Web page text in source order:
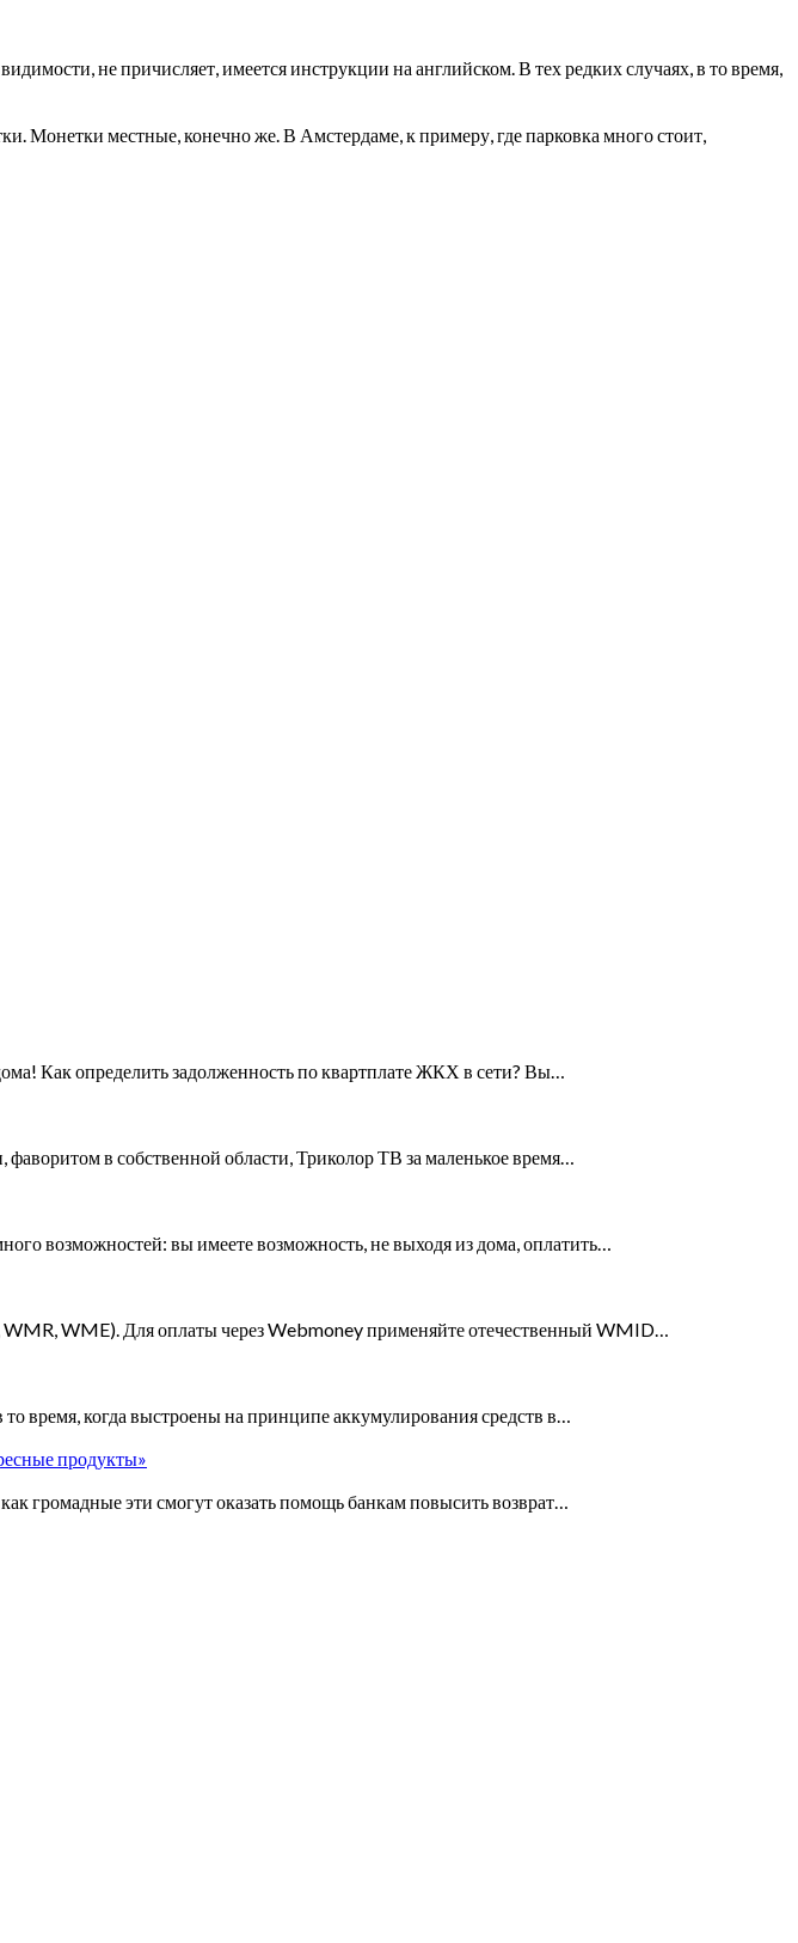
не причисляет, имеется инструкции на английском. В тех редких случаях, в то время,
Монетки местные, конечно же. В Амстердаме, к примеру, где парковка много стоит,
Как определить задолженность по квартплате ЖКХ в сети? Вы…
в собственной области, Триколор ТВ за маленькое время…
возможностей: вы имеете возможность, не выходя из дома, оплатить…
WME). Для оплаты через Webmoney применяйте отечественный WMID…
время, когда выстроены на принципе аккумулирования средств в…
продукты»
громадные эти смогут оказать помощь банкам повысить возврат…